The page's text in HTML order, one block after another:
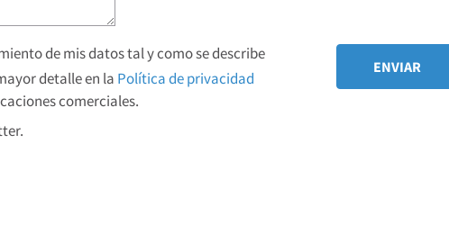
de mis datos tal y como se describe
detalle en la Política de privacidad
comerciales.